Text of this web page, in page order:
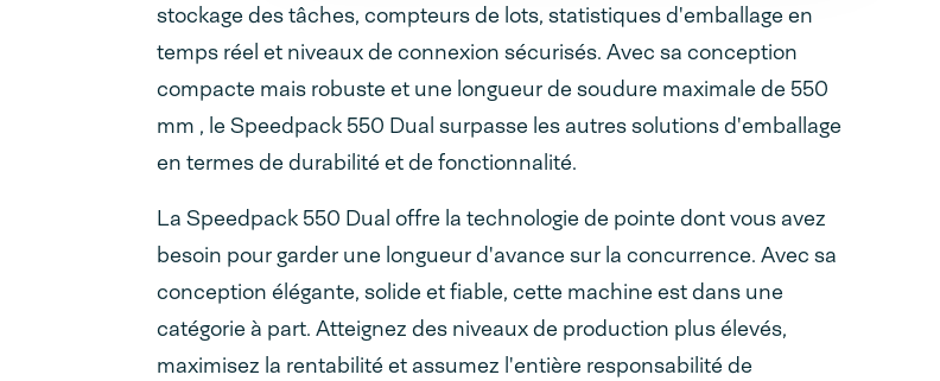
stockage des tâches, compteurs de lots, statistiques d'emballage en
temps réel et niveaux de connexion sécurisés. Avec sa conception
compacte mais robuste et une longueur de soudure maximale de 550
mm , le Speedpack 550 Dual surpasse les autres solutions d'emballage
en termes de durabilité et de fonctionnalité.
La Speedpack 550 Dual offre la technologie de pointe dont vous avez
besoin pour garder une longueur d'avance sur la concurrence. Avec sa
conception élégante, solide et fiable, cette machine est dans une
catégorie à part. Atteignez des niveaux de production plus élevés,
maximisez la rentabilité et assumez l'entière responsabilité de